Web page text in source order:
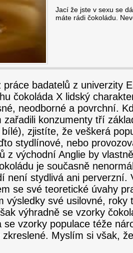
Jací že jste v sexu se
máte rádi čokoládu.
práce badatelů z univerzity
čokoláda X lidský
neodborné a povrchní.
zařadili konzumenty tří
zjistíte, že veškerá
stydlínové, nebo
z východní Anglie by
je současně
není stydlivá ani perverzní.
se své teoretické úvahy
výsledky své usilovné,
výhradně se vzorky
se vzorky populace téže
Myslím si však,